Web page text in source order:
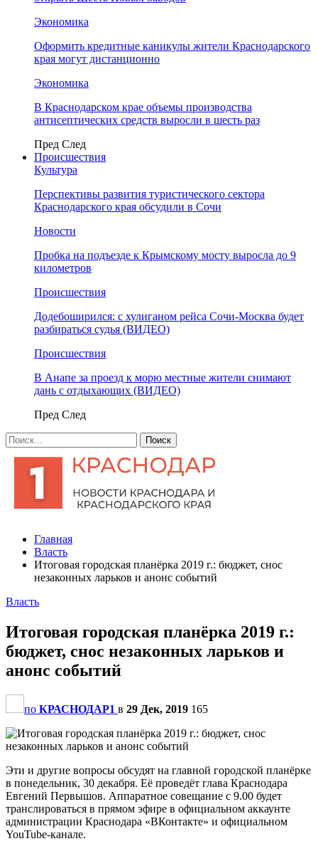
Экономика
Оформить кредитные каникулы жители Краснодарского
края могут дистанционно
Экономика
В Краснодарском крае объемы производства
антисептических средств выросли в шесть раз
Пред След
Происшествия
Культура
Перспективы развития туристического сектора
Краснодарского края обсудили в Сочи
Новости
Пробка на подъезде к Крымскому мосту выросла до 9
километров
Происшествия
Додебоширился: с хулиганом рейса Сочи-Москва будет
разбираться судья (ВИДЕО)
Происшествия
В Анапе за проезд к морю местные жители снимают
дань с отдыхающих (ВИДЕО)
Пред След
Главная
Власть
Итоговая городская планёрка 2019 г.: бюджет, снос
незаконных ларьков и анонс событий
Власть
Итоговая городская планёрка 2019 г.:
бюджет, снос незаконных ларьков и
анонс событий
по КРАСНОДАР1 в 29 Дек, 2019 165
Эти и другие вопросы обсудят на главной городской планёрке
в понедельник, 30 декабря. Её проведёт глава Краснодара
Евгений Первышов. Аппаратное совещание с 9.00 будет
транслироваться в прямом эфире в официальном аккаунте
администрации Краснодара «ВКонтакте» и официальном
YouTube-канале.